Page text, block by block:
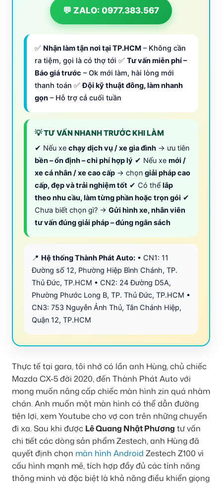
💬 ZALO: 0977.383.567
✅ Nhận làm tận nơi tại TP.HCM – Không cần
ra tiệm, gọi là có thợ tới ✅ Tư vấn miễn phí –
Báo giá trước – Ok mới làm, hài lòng mới
thanh toán ✅Đội kỹ thuật đông, làm nhanh
gọn – Hỗ trợ cả cuối tuần
💡 TƯ VẤN NHANH TRƯỚC KHI LÀM
✔ Nếu xe chạy dịch vụ / xe gia đình → ưu tiên
bền – ổn định – chi phí hợp lý ✔ Nếu xe mới /
xe cá nhân / xe cao cấp → chọn giải pháp cao
cấp, đẹp và trải nghiệm tốt ✔ Có thể lắp
theo nhu cầu, làm từng phần hoặc trọn gói ✔
Chưa biết chọn gì? → Gửi hình xe, nhân viên
tư vấn đúng giải pháp – đúng ngân sách
📍 Hệ thống Thành Phát Auto: • CN1: 11
Đường số 12, Phường Hiệp Bình Chánh, TP.
Thủ Đức, TP.HCM • CN2: 24 Đường D5A,
Phường Phước Long B, TP. Thủ Đức, TP.HCM •
CN3: 753 Nguyễn Ảnh Thủ, Tân Chánh Hiệp,
Quận 12, TP.HCM
Thực tế tại gara, tôi nhớ có lần anh Hùng, chủ chiếc
Mazda CX-5 đời 2020, đến Thành Phát Auto với
mong muốn nâng cấp chiếc màn hình zin quá nhàm
chán. Anh muốn một màn hình có thể dẫn đường
tiện lợi, xem Youtube cho vợ con trên những chuyến
đi xa. Sau khi được Lê Quang Nhật Phương tư vấn
chi tiết các dòng sản phẩm Zestech, anh Hùng đã
quyết định chọn màn hình Android Zestech Z100 vì
cấu hình mạnh mẽ, tích hợp đầy đủ các tính năng
thông minh và đặc biệt là khả năng điều khiển giọng